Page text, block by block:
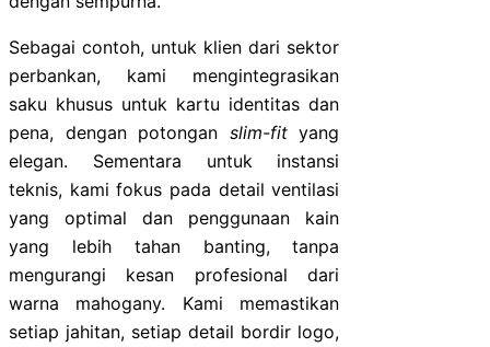
Sebagai contoh, untuk klien dari sektor
perbankan, kami mengintegrasikan
saku khusus untuk kartu identitas dan
pena, dengan potongan slim-fityang
elegan. Sementara untuk instansi
teknis, kami fokus pada detail ventilasi
yang optimal dan penggunaan kain
yang lebih tahan banting, tanpa
mengurangi kesan profesional dari
warna mahogany. Kami memastikan
setiap jahitan, setiap detail bordir logo,